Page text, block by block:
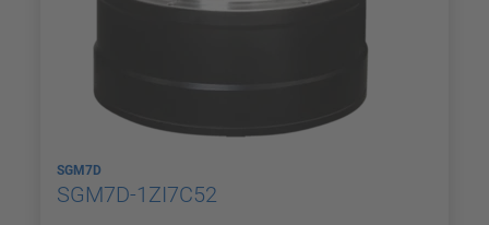
SGM7D
SGM7D-1ZI7C52